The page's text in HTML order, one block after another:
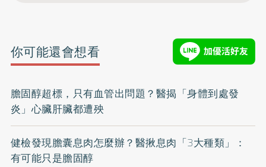
你可能還會想看
膽固醇超標，只有血管出問題？醫揭「身體到處發
炎」心臟肝臟都遭殃
健檢發現膽囊息肉怎麼辦？醫揪息肉「3大種類」：
有可能只是膽固醇